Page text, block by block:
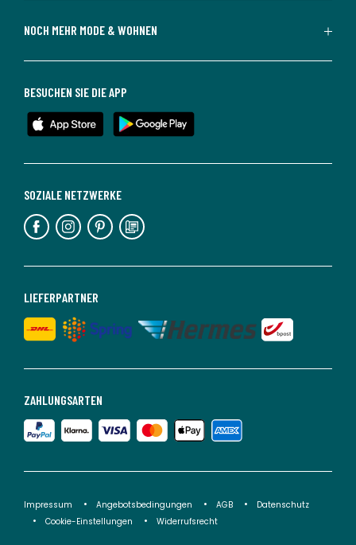
NOCH MEHR MODE & WOHNEN
ZAHLUNGSARTEN
LIEFERPARTNER
SOZIALE NETZWERKE
BESUCHEN SIE DIE APP
Impressum Angebotsbedingungen AGB
Datenschutz
Cookie-Einstellungen
Widerrufsrecht